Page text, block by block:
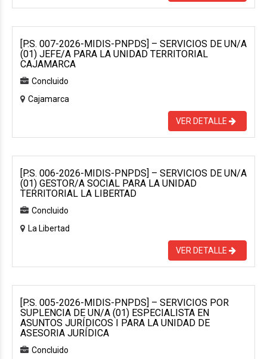
[P.S. 007-2026-MIDIS-PNPDS] – SERVICIOS DE UN/A
(01) JEFE/A PARA LA UNIDAD TERRITORIAL
CAJAMARCA
Concluido
Cajamarca
VER DETALLE
[P.S. 006-2026-MIDIS-PNPDS] – SERVICIOS DE UN/A
(01) GESTOR/A SOCIAL PARA LA UNIDAD
TERRITORIAL LA LIBERTAD
Concluido
La Libertad
VER DETALLE
[P.S. 005-2026-MIDIS-PNPDS] – SERVICIOS POR
SUPLENCIA DE UN/A (01) ESPECIALISTA EN
ASUNTOS JURÍDICOS I PARA LA UNIDAD DE
ASESORIA JURÍDICA
Concluido